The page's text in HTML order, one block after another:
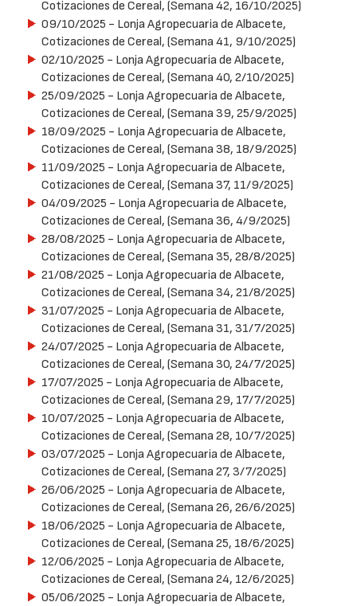
Cotizaciones de Cereal, (Semana 42, 16/10/2025)
09/10/2025 - Lonja Agropecuaria de Albacete,
Cotizaciones de Cereal, (Semana 41, 9/10/2025)
02/10/2025 - Lonja Agropecuaria de Albacete,
Cotizaciones de Cereal, (Semana 40, 2/10/2025)
25/09/2025 - Lonja Agropecuaria de Albacete,
Cotizaciones de Cereal, (Semana 39, 25/9/2025)
18/09/2025 - Lonja Agropecuaria de Albacete,
Cotizaciones de Cereal, (Semana 38, 18/9/2025)
11/09/2025 - Lonja Agropecuaria de Albacete,
Cotizaciones de Cereal, (Semana 37, 11/9/2025)
04/09/2025 - Lonja Agropecuaria de Albacete,
Cotizaciones de Cereal, (Semana 36, 4/9/2025)
28/08/2025 - Lonja Agropecuaria de Albacete,
Cotizaciones de Cereal, (Semana 35, 28/8/2025)
21/08/2025 - Lonja Agropecuaria de Albacete,
Cotizaciones de Cereal, (Semana 34, 21/8/2025)
31/07/2025 - Lonja Agropecuaria de Albacete,
Cotizaciones de Cereal, (Semana 31, 31/7/2025)
24/07/2025 - Lonja Agropecuaria de Albacete,
Cotizaciones de Cereal, (Semana 30, 24/7/2025)
17/07/2025 - Lonja Agropecuaria de Albacete,
Cotizaciones de Cereal, (Semana 29, 17/7/2025)
10/07/2025 - Lonja Agropecuaria de Albacete,
Cotizaciones de Cereal, (Semana 28, 10/7/2025)
03/07/2025 - Lonja Agropecuaria de Albacete,
Cotizaciones de Cereal, (Semana 27, 3/7/2025)
26/06/2025 - Lonja Agropecuaria de Albacete,
Cotizaciones de Cereal, (Semana 26, 26/6/2025)
18/06/2025 - Lonja Agropecuaria de Albacete,
Cotizaciones de Cereal, (Semana 25, 18/6/2025)
12/06/2025 - Lonja Agropecuaria de Albacete,
Cotizaciones de Cereal, (Semana 24, 12/6/2025)
05/06/2025 - Lonja Agropecuaria de Albacete,